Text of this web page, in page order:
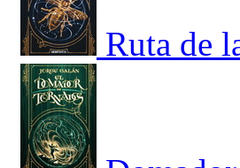
Ruta de